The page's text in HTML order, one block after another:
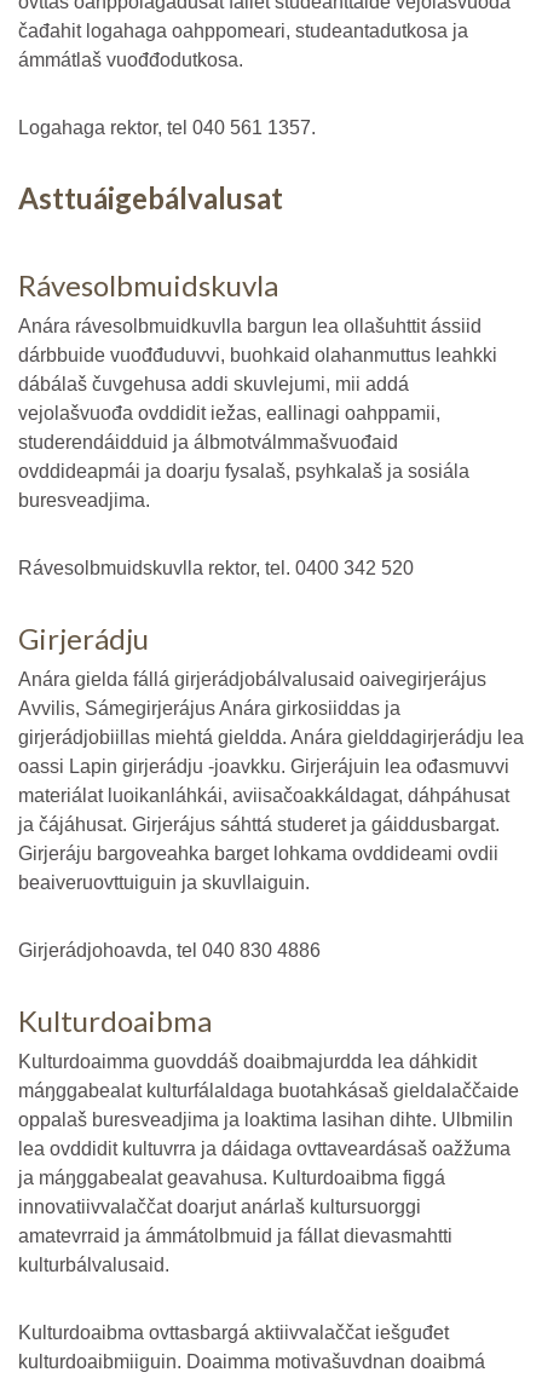
čađahit logahaga oahppomeari, studeantadutkosa ja
ámmátlaš vuođđodutkosa.
Logahaga rektor, tel 040 561 1357.
Asttuáigebálvalusat
Rávesolbmuidskuvla
Anára rávesolbmuidkuvlla bargun lea ollašuhttit ássiid
dárbbuide vuođđuduvvi, buohkaid olahanmuttus leahkki
dábálaš čuvgehusa addi skuvlejumi, mii addá
vejolašvuođa ovddidit iežas, eallinagi oahppamii,
studerendáidduid ja álbmotválmmašvuođaid
ovddideapmái ja doarju fysalaš, psyhkalaš ja sosiála
buresveadjima.
Rávesolbmuidskuvlla rektor, tel. 0400 342 520
Girjerádju
Anára gielda fállá girjerádjobálvalusaid oaivegirjerájus
Avvilis, Sámegirjerájus Anára girkosiiddas ja
girjerádjobiillas miehtá gieldda. Anára gielddagirjerádju lea
oassi Lapin girjerádju -joavkku. Girjerájuin lea ođasmuvvi
materiálat luoikanláhkái, aviisačoakkáldagat, dáhpáhusat
ja čájáhusat. Girjerájus sáhttá studeret ja gáiddusbargat.
Girjeráju bargoveahka barget lohkama ovddideami ovdii
beaiveruovttuiguin ja skuvllaiguin.
Girjerádjohoavda, tel 040 830 4886
Kulturdoaibma
Kulturdoaimma guovddáš doaibmajurdda lea dáhkidit
máŋggabealat kulturfálaldaga buotahkásaš gieldalaččaide
oppalaš buresveadjima ja loaktima lasihan dihte. Ulbmilin
lea ovddidit kultuvrra ja dáidaga ovttaveardásaš oažžuma
ja máŋggabealat geavahusa. Kulturdoaibma figgá
innovatiivvalaččat doarjut anárlaš kultursuorggi
amatevrraid ja ámmátolbmuid ja fállat dievasmahtti
kulturbálvalusaid.
Kulturdoaibma ovttasbargá aktiivvalaččat iešguđet
kulturdoaibmiiguin. Doaimma motivašuvdnan doaibmá